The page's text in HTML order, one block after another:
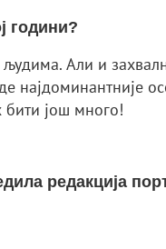
години?
Али и
најдоминантније
бити још много!
редакција